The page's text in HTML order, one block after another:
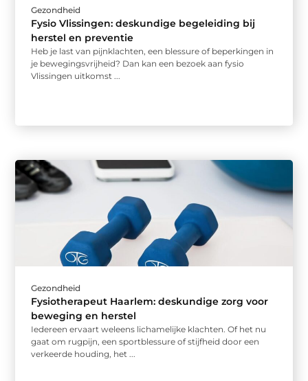
Gezondheid
Fysio Vlissingen: deskundige begeleiding bij
herstel en preventie
Heb je last van pijnklachten, een blessure of beperkingen in
je bewegingsvrijheid? Dan kan een bezoek aan fysio
Vlissingen uitkomst ...
Gezondheid
Fysiotherapeut Haarlem: deskundige zorg voor
beweging en herstel
Iedereen ervaart weleens lichamelijke klachten. Of het nu
gaat om rugpijn, een sportblessure of stijfheid door een
verkeerde houding, het ...